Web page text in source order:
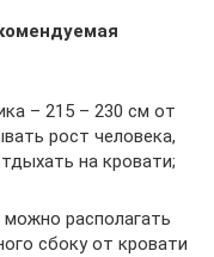
– 215 – 230 см от
рост человека,
на кровати;
располагать
сбоку от кровати